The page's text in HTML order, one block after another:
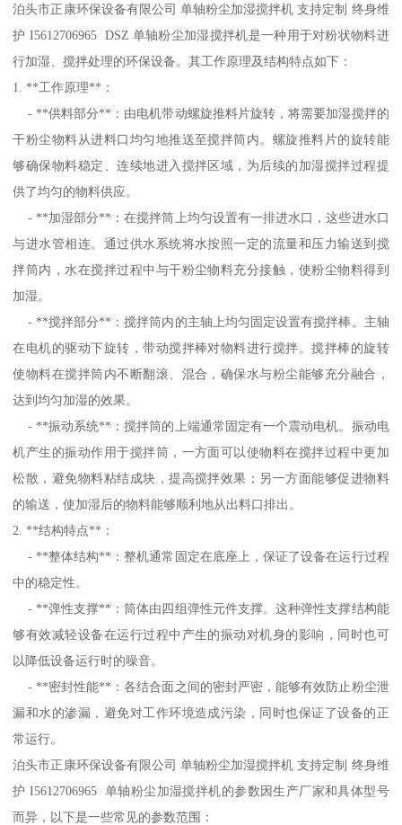
泊头市正康环保设备有限公司 单轴粉尘加湿搅拌机 支持定制 终身维
护 I5612706965 DSZ 单轴粉尘加湿搅拌机是一种用于对粉状物料进
行加湿、搅拌处理的环保设备。其工作原理及结构特点如下：
1. **工作原理**：
- **供料部分**：由电机带动螺旋推料片旋转，将需要加湿搅拌的
干粉尘物料从进料口均匀地推送至搅拌筒内。螺旋推料片的旋转能
够确保物料稳定、连续地进入搅拌区域，为后续的加湿搅拌过程提
供了均匀的物料供应。
- **加湿部分**：在搅拌筒上均匀设置有一排进水口，这些进水口
与进水管相连。通过供水系统将水按照一定的流量和压力输送到搅
拌筒内，水在搅拌过程中与干粉尘物料充分接触，使粉尘物料得到
加湿。
- **搅拌部分**：搅拌筒内的主轴上均匀固定设置有搅拌棒。主轴
在电机的驱动下旋转，带动搅拌棒对物料进行搅拌。搅拌棒的旋转
使物料在搅拌筒内不断翻滚、混合，确保水与粉尘能够充分融合，
达到均匀加湿的效果。
- **振动系统**：搅拌筒的上端通常固定有一个震动电机。振动电
机产生的振动作用于搅拌筒，一方面可以使物料在搅拌过程中更加
松散，避免物料粘结成块，提高搅拌效果；另一方面能够促进物料
的输送，使加湿后的物料能够顺利地从出料口排出。
2. **结构特点**：
- **整体结构**：整机通常固定在底座上，保证了设备在运行过程
中的稳定性。
- **弹性支撑**：筒体由四组弹性元件支撑。这种弹性支撑结构能
够有效减轻设备在运行过程中产生的振动对机身的影响，同时也可
以降低设备运行时的噪音。
- **密封性能**：各结合面之间的密封严密，能够有效防止粉尘泄
漏和水的渗漏，避免对工作环境造成污染，同时也保证了设备的正
常运行。
泊头市正康环保设备有限公司 单轴粉尘加湿搅拌机 支持定制 终身维
护 I5612706965 单轴粉尘加湿搅拌机的参数因生产厂家和具体型号
而异，以下是一些常见的参数范围：